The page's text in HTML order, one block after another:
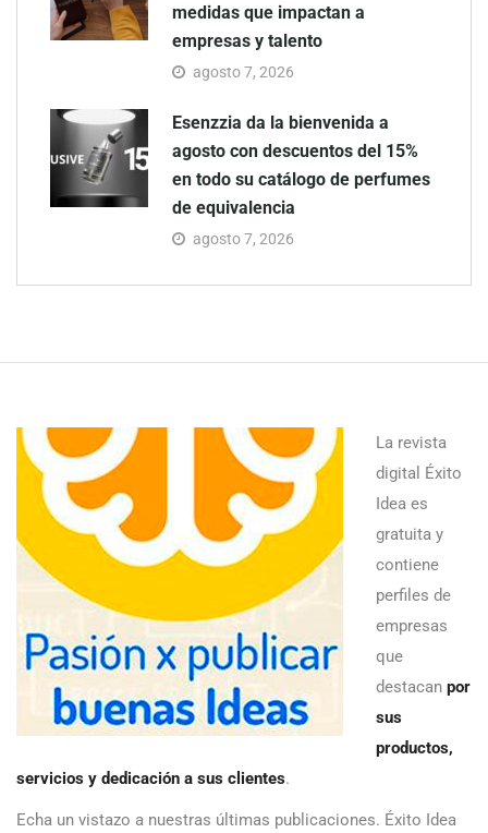
medidas que impactan a
empresas y talento
agosto 7, 2026
Esenzzia da la bienvenida a
agosto con descuentos del 15%
en todo su catálogo de perfumes
de equivalencia
agosto 7, 2026
La revista
digital Éxito
Idea es
gratuita y
contiene
perfiles de
empresas
que
destacan por
sus
productos,
servicios y dedicación a sus clientes.
Echa un vistazo a nuestras últimas publicaciones. Éxito Idea